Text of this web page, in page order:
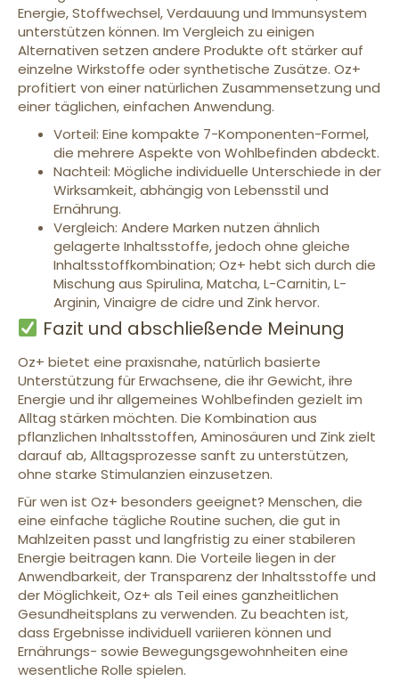
Energie, Stoffwechsel, Verdauung und Immunsystem
unterstützen können. Im Vergleich zu einigen
Alternativen setzen andere Produkte oft stärker auf
einzelne Wirkstoffe oder synthetische Zusätze. Oz+
profitiert von einer natürlichen Zusammensetzung und
einer täglichen, einfachen Anwendung.
Vorteil: Eine kompakte 7-Komponenten-Formel,
die mehrere Aspekte von Wohlbefinden abdeckt.
Nachteil: Mögliche individuelle Unterschiede in der
Wirksamkeit, abhängig von Lebensstil und
Ernährung.
Vergleich: Andere Marken nutzen ähnlich
gelagerte Inhaltsstoffe, jedoch ohne gleiche
Inhaltsstoffkombination; Oz+ hebt sich durch die
Mischung aus Spirulina, Matcha, L-Carnitin, L-
Arginin, Vinaigre de cidre und Zink hervor.
Fazit und abschließende Meinung
Oz+ bietet eine praxisnahe, natürlich basierte
Unterstützung für Erwachsene, die ihr Gewicht, ihre
Energie und ihr allgemeines Wohlbefinden gezielt im
Alltag stärken möchten. Die Kombination aus
pflanzlichen Inhaltsstoffen, Aminosäuren und Zink zielt
darauf ab, Alltagsprozesse sanft zu unterstützen,
ohne starke Stimulanzien einzusetzen.
Für wen ist Oz+ besonders geeignet? Menschen, die
eine einfache tägliche Routine suchen, die gut in
Mahlzeiten passt und langfristig zu einer stabileren
Energie beitragen kann. Die Vorteile liegen in der
Anwendbarkeit, der Transparenz der Inhaltsstoffe und
der Möglichkeit, Oz+ als Teil eines ganzheitlichen
Gesundheitsplans zu verwenden. Zu beachten ist,
dass Ergebnisse individuell variieren können und
Ernährungs- sowie Bewegungsgewohnheiten eine
wesentliche Rolle spielen.